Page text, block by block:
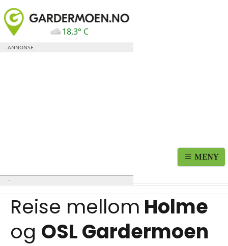
18,3° C
MENY
Reise mellom Holme
og OSL Gardermoen